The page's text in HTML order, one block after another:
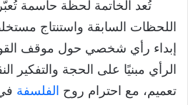
تُعد الخاتمة لحظة حاسمة
اللحظات السابقة واستنتاج
إبداء رأي شخصي حول موقف
الرأي مبنيًا على الحجة والتفكير
تعميم، مع احترام روح الفلسفة